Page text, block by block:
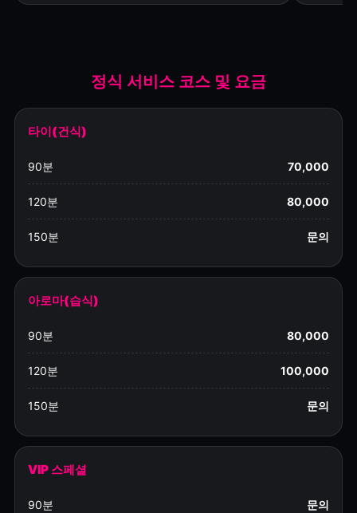
정식 서비스 코스 및 요금
타이(건식)
90분 70,000
120분 80,000
150분 문의
아로마(습식)
90분 80,000
120분 100,000
150분 문의
VIP 스페셜
90분 문의